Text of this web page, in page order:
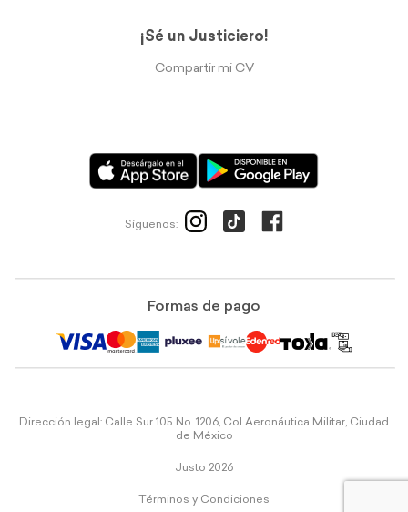
¡Sé un Justiciero!
Compartir mi CV
Síguenos:
Formas de pago
Dirección legal: Calle Sur 105 No. 1206, Col Aeronáutica Militar, Ciudad
de México
Justo 2026
Términos y Condiciones